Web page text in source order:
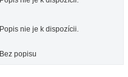
Popis nie je k dispozícii.
Bez popisu